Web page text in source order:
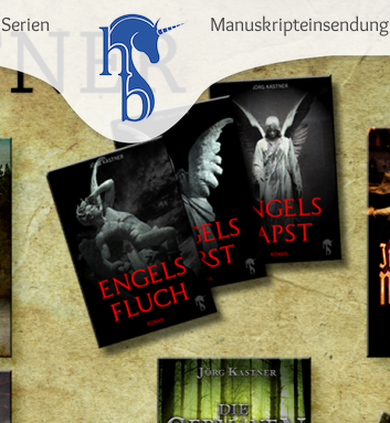
Serien Manuskripteinsendung